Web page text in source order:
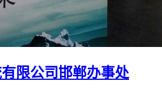
限公司邯郸办事处